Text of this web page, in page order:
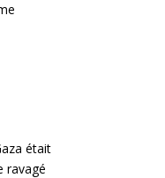
était
ravagé